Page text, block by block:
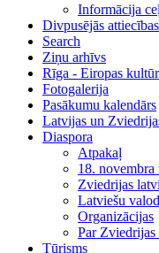
Informācija
Divpusējās attiecības
Search
Ziņu arhīvs
Rīga - Eiropas
Fotogalerija
Pasākumu kalendārs
Latvijas un
Diaspora
Atpakaļ
18.
Zviedrijas
Latviešu
Organizācijas
Par
Tūrisms